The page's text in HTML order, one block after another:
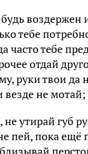
воздержен
тебе
часто тебе
отдай
руки твои да
везде не мотай;
не утирай губ
пей, пока ещё